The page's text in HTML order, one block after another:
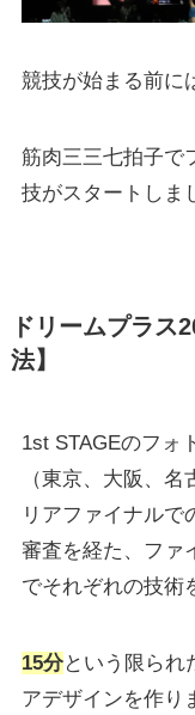
競技が始まる前に
筋肉三三七拍子で
技がスタートしま
ドリームプラス
法】
1st STAGEのフォ
（東京、大阪、
リアファイナルで
審査を経た、ファ
でそれぞれの技術
15分という限られ
アデザインを作り